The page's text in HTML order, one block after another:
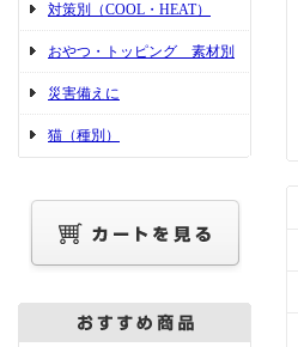
対策別（COOL・HEAT）
おやつ・トッピング 素材別
災害備えに
猫（種別）